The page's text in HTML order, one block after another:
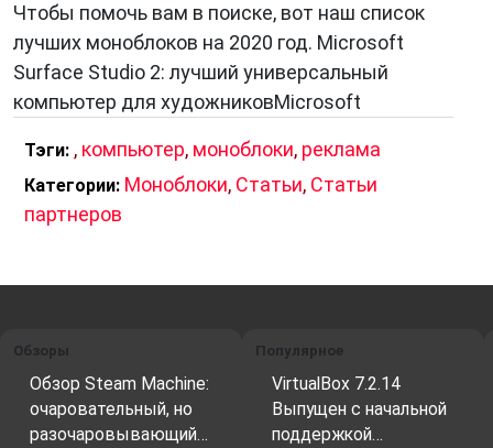
Чтобы помочь вам в поиске, вот наш список
лучших моноблоков на 2020 год. Microsoft
Surface Studio 2: лучший универсальный
компьютер для художниковMicrosoft
Тэги: , компьютер, моноблоки, реклама
Категории: Моноблоки, Статьи, Статьи
партнеров
Обзоры
Обзор Steam Machine:
очаровательный, но
разочаровывающий…
Популярное
VirtualBox 7.2.14
Выпущен с начальной
поддержкой…